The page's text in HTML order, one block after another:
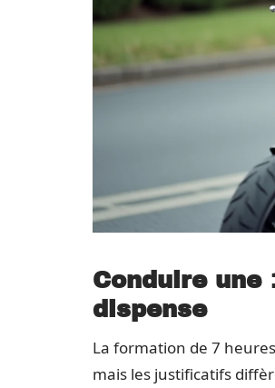
Conduire une
dispense
La formation de 7
mais les justificatifs